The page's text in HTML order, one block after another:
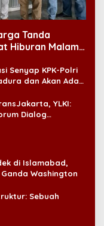
Tanda
Hiburan Malam
Senyap KPK-Polri
dan Akan Ada
YLKI:
Dialog
di Islamabad,
Washington
Sebuah